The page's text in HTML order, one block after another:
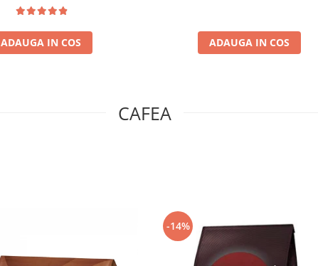
ADAUGA IN COS ADAUGA IN COS
CAFEA
-14%